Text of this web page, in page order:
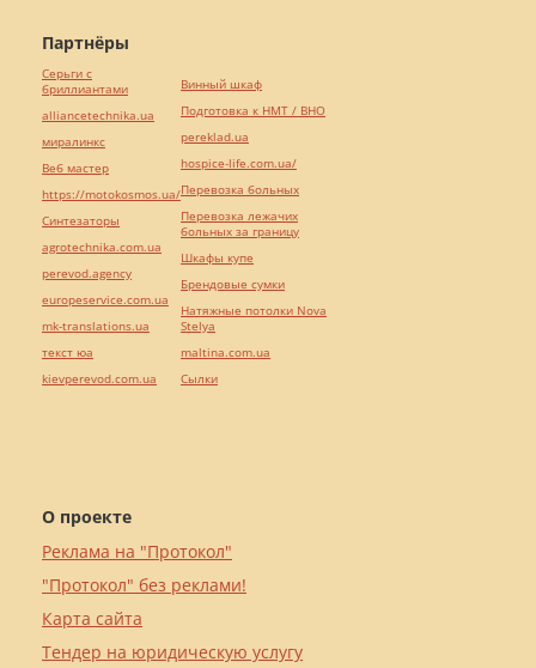
О проекте
Реклама на "Протокол"
"Протокол" без реклами!
Карта сайта
Тендер на юридическую услугу
Партнёры
Серьги с
бриллиантами
alliancetechnika.ua
миралинкс
Веб мастер
https://motokosmos.ua/
Синтезаторы
agrotechnika.com.ua
perevod.agency
europeservice.com.ua
mk-translations.ua
текст юа
kievperevod.com.ua
Винный шкаф
Подготовка к НМТ / ВНО
pereklad.ua
hospice-life.com.ua/
Перевозка больных
Перевозка лежачих
больных за границу
Шкафы купе
Брендовые сумки
Натяжные потолки Nova
Stelya
maltina.com.ua
Cылки